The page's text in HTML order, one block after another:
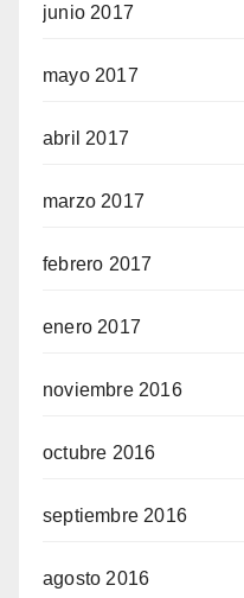
junio 2017
mayo 2017
abril 2017
marzo 2017
febrero 2017
enero 2017
noviembre 2016
octubre 2016
septiembre 2016
agosto 2016